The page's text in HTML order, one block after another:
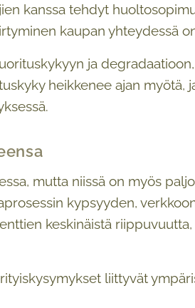
kanssa tehdyt
kaupan yhteydessä
ja
heikkenee ajan myötä,
mutta niissä on myös
kypsyyden,
keskinäistä riippuvuutta,
liittyvät